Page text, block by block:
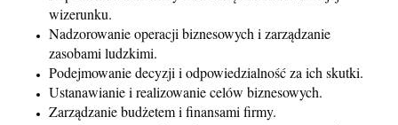
wizerunku.
Nadzorowanie operacji biznesowych i zarządzanie
zasobami ludzkimi.
Podejmowanie decyzji i odpowiedzialność za ich skutki.
Ustanawianie i realizowanie celów biznesowych.
Zarządzanie budżetem i finansami firmy.